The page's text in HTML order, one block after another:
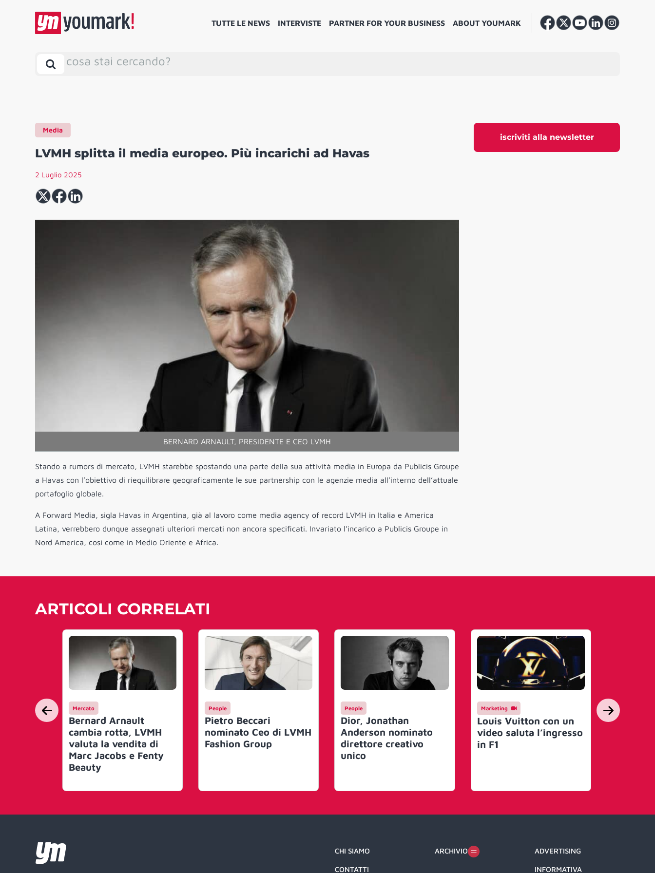
TUTTE LE NEWS INTERVISTE PARTNER FOR YOUR BUSINESS ABOUT YOUMARK
cosa stai cercando?
iscriviti alla newsletter
Media
LVMH splitta il media europeo. Più incarichi ad Havas
2 Luglio 2025
BERNARD ARNAULT, PRESIDENTE E CEO LVMH
Stando a rumors di mercato, LVMH starebbe spostando una parte della sua attività media in Europa da Publicis Groupe
a Havas con l’obiettivo di riequilibrare geograficamente le sue partnership con le agenzie media all’interno dell’attuale
portafoglio globale.
A Forward Media, sigla Havas in Argentina, già al lavoro come media agency of record LVMH in Italia e America
Latina, verrebbero dunque assegnati ulteriori mercati non ancora specificati. Invariato l’incarico a Publicis Groupe in
Nord America, così come in Medio Oriente e Africa.
ARTICOLI CORRELATI
Mercato
Bernard Arnault
cambia rotta, LVMH
valuta la vendita di
Marc Jacobs e Fenty
Beauty
People
Pietro Beccari
nominato Ceo di LVMH
Fashion Group
People
Dior, Jonathan
Anderson nominato
direttore creativo
unico
Marketing
Louis Vuitton con un
video saluta l’ingresso
in F1
Youmark
Mega
CHI SIAMO
CONTATTI
ARCHIVIO ADVERTISING
INFORMATIVA